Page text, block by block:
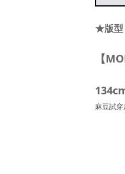
★版型
【
麻豆試